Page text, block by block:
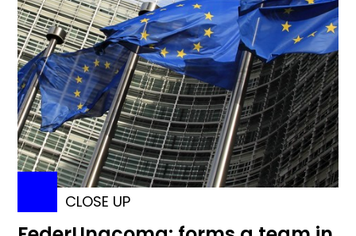
CLOSE UP